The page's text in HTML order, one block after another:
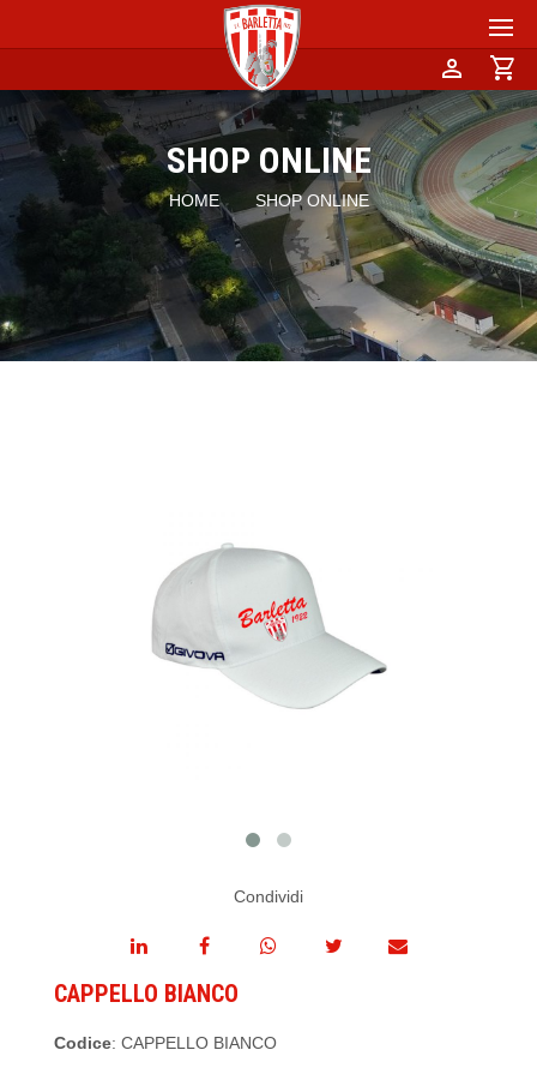
person shopping_cart
SHOP ONLINE
HOME SHOP ONLINE
Condividi
CAPPELLO BIANCO
Codice: CAPPELLO BIANCO